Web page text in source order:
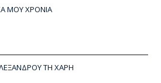
ΜΟΥ ΧΡΟΝΙΑ
ΤΗ ΧΑΡΗ